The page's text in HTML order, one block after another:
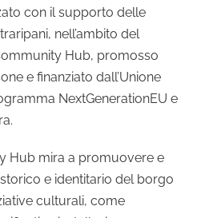
con il supporto delle
nell’ambito del
Hub, promosso
e finanziato dall’Unione
NextGenerationEU e
Hub mira a promuovere e
e identitario del borgo
culturali, come